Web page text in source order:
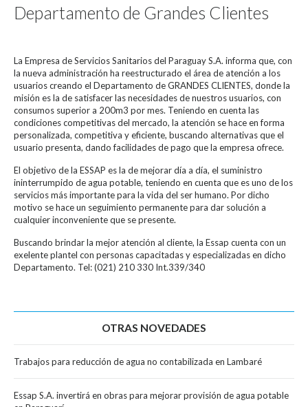
Departamento de Grandes Clientes
La Empresa de Servicios Sanitarios del Paraguay S.A. informa que, con
la nueva administración ha reestructurado el área de atención a los
usuarios creando el Departamento de GRANDES CLIENTES, donde la
misión es la de satisfacer las necesidades de nuestros usuarios, con
consumos superior a 200m3 por mes. Teniendo en cuenta las
condiciones competitivas del mercado, la atención se hace en forma
personalizada, competitiva y eficiente, buscando alternativas que el
usuario presenta, dando facilidades de pago que la empresa ofrece.
El objetivo de la ESSAP es la de mejorar día a día, el suministro
ininterrumpido de agua potable, teniendo en cuenta que es uno de los
servicios más importante para la vida del ser humano. Por dicho
motivo se hace un seguimiento permanente para dar solución a
cualquier inconveniente que se presente.
Buscando brindar la mejor atención al cliente, la Essap cuenta con un
exelente plantel con personas capacitadas y especializadas en dicho
Departamento. Tel: (021) 210 330 Int.339/340
OTRAS NOVEDADES
Trabajos para reducción de agua no contabilizada en Lambaré
Essap S.A. invertirá en obras para mejorar provisión de agua potable